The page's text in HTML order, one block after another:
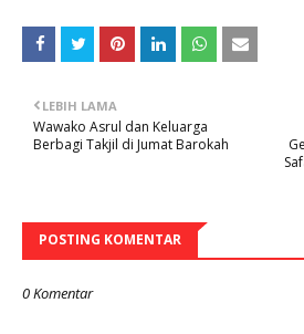
LEBIH LAMA
Wawako Asrul dan Keluarga
Berbagi Takjil di Jumat Barokah
POSTING KOMENTAR
0 Komentar